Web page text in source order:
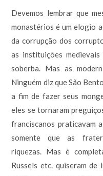
Devemos lembrar que
monastérios é um elogio
da corrupção dos
as instituições
soberba. Mas as
Ninguém diz que São
a fim de fazer seus
eles se tornaram
franciscanos praticavam
somente que as
riquezas. Mas é
Russels etc. quiseram